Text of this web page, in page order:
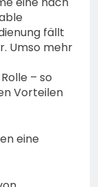
fällt
Umso mehr
– so
Vorteilen
eine